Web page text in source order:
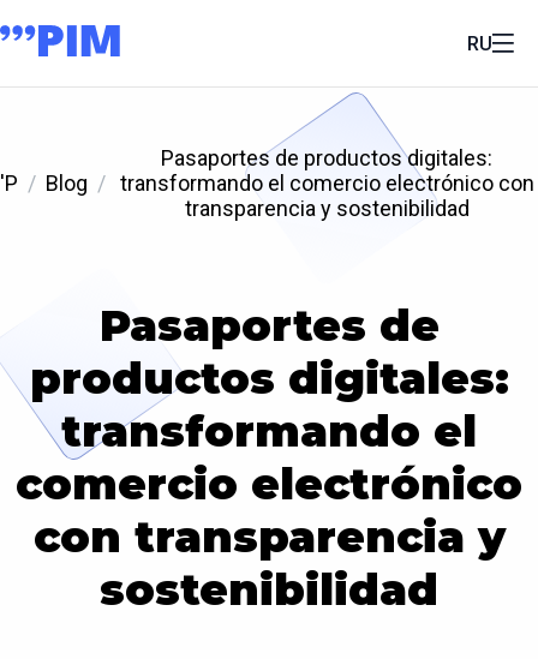
RU
'P Blog
Pasaportes de productos digitales:
transformando el comercio electrónico con
transparencia y sostenibilidad
Pasaportes de
productos digitales:
transformando el
comercio electrónico
con transparencia y
sostenibilidad